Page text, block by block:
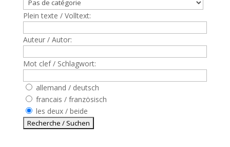
Plein texte / Volltext:
Auteur / Autor:
Mot clef / Schlagwort:
allemand / deutsch
francais / französisch
les deux / beide